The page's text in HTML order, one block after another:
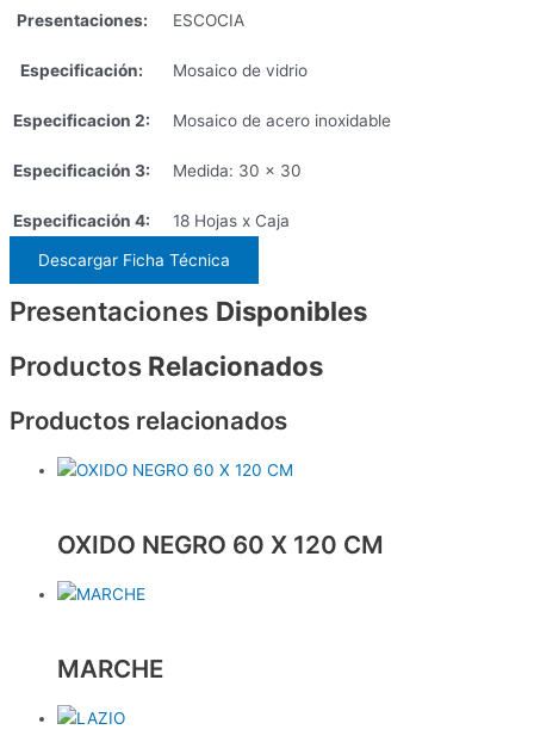
Presentaciones: ESCOCIA
Especificación: Mosaico de vidrio
Especificacion 2: Mosaico de acero inoxidable
Especificación 3: Medida: 30 x 30
Especificación 4: 18 Hojas x Caja
Descargar Ficha Técnica
Presentaciones Disponibles
Productos Relacionados
Productos relacionados
OXIDO NEGRO 60 X 120 CM
MARCHE